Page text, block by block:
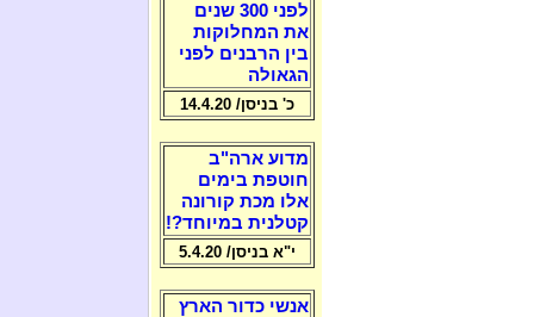
לפני 300 שנים
את המחלוקות
בין הרבנים לפני
הגאולה
כ' בניסן/ 14.4.20
מדוע ארה"ב
חוטפת בימים
אלו מכת קורונה
קטלנית במיוחד?!
י"א בניסן/ 5.4.20
אנשי כדור הארץ